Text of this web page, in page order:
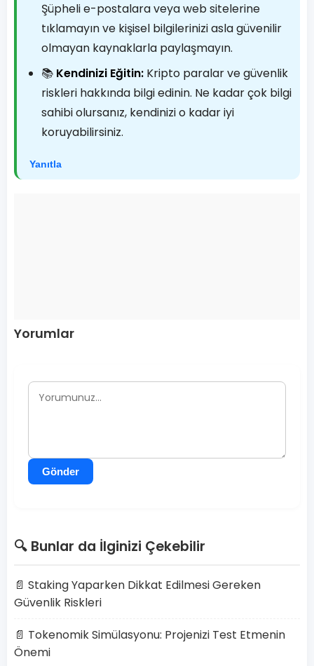
Şüpheli e-postalara veya web sitelerine
tıklamayın ve kişisel bilgilerinizi asla güvenilir
olmayan kaynaklarla paylaşmayın.
📚 Kendinizi Eğitin: Kripto paralar ve güvenlik
riskleri hakkında bilgi edinin. Ne kadar çok bilgi
sahibi olursanız, kendinizi o kadar iyi
koruyabilirsiniz.
Yanıtla
Yorumlar
Gönder
🔍 Bunlar da İlginizi Çekebilir
📄 Staking Yaparken Dikkat Edilmesi Gereken
Güvenlik Riskleri
📄 Tokenomik Simülasyonu: Projenizi Test Etmenin
Önemi